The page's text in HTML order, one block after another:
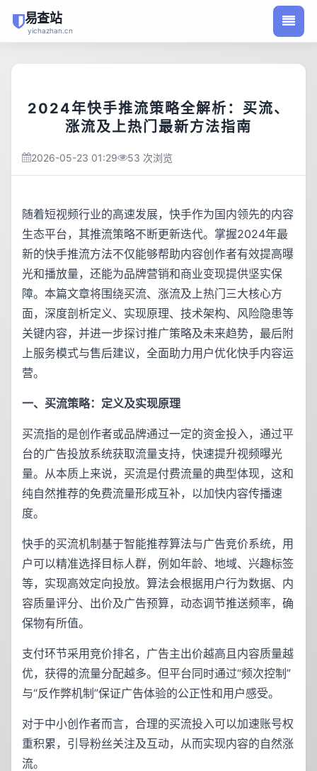
易查站
yichazhan.cn
首页 / 文章中心
2024年快手推流策略全解析：买流、
涨流及上热门最新方法指南
2026-05-23 01:29 53 次浏览
随着短视频行业的高速发展，快手作为国内领先的内容
生态平台，其推流策略不断更新迭代。掌握2024年最
新的快手推流方法不仅能够帮助内容创作者有效提高曝
光和播放量，还能为品牌营销和商业变现提供坚实保
障。本篇文章将围绕买流、涨流及上热门三大核心方
面，深度剖析定义、实现原理、技术架构、风险隐患等
关键内容，并进一步探讨推广策略及未来趋势，最后附
上服务模式与售后建议，全面助力用户优化快手内容运
营。
一、买流策略：定义及实现原理
买流指的是创作者或品牌通过一定的资金投入，通过平
台的广告投放系统获取流量支持，快速提升视频曝光
量。从本质上来说，买流是付费流量的典型体现，这和
纯自然推荐的免费流量形成互补，以加快内容传播速
度。
快手的买流机制基于智能推荐算法与广告竞价系统，用
户可以精准选择目标人群，例如年龄、地域、兴趣标签
等，实现高效定向投放。算法会根据用户行为数据、内
容质量评分、出价及广告预算，动态调节推送频率，确
保物有所值。
支付环节采用竞价排名，广告主出价越高且内容质量越
优，获得的流量分配越多。但平台同时通过“频次控制”
与“反作弊机制”保证广告体验的公正性和用户感受。
对于中小创作者而言，合理的买流投入可以加速账号权
重积累，引导粉丝关注及互动，从而实现内容的自然涨
流。